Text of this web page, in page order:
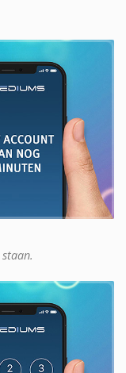
staan.